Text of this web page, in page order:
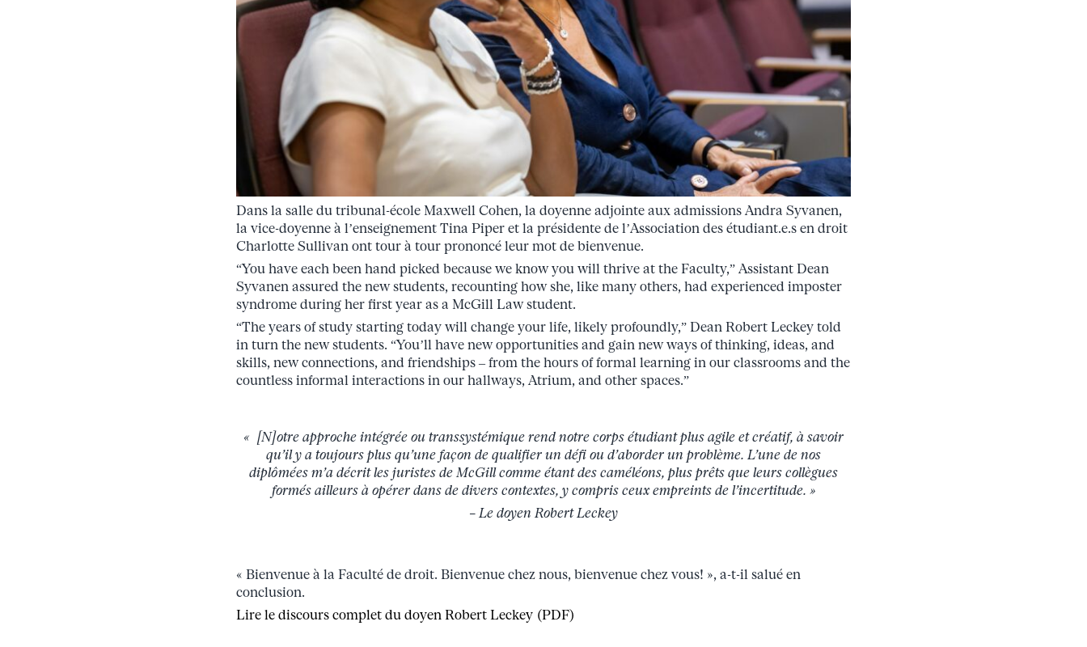
Dans la salle du tribunal-école Maxwell Cohen, la doyenne adjointe aux admissions Andra Syvanen,
la vice-doyenne à l’enseignement Tina Piper et la présidente de l’Association des étudiant.e.s en droit
Charlotte Sullivan ont tour à tour prononcé leur mot de bienvenue.
“You have each been hand picked because we know you will thrive at the Faculty,” Assistant Dean
Syvanen assured the new students, recounting how she, like many others, had experienced imposter
syndrome during her first year as a McGill Law student.
“The years of study starting today will change your life, likely profoundly,” Dean Robert Leckey told
in turn the new students. “You’ll have new opportunities and gain new ways of thinking, ideas, and
skills, new connections, and friendships – from the hours of formal learning in our classrooms and the
countless informal interactions in our hallways, Atrium, and other spaces.”
« [N]otre approche intégrée ou transsystémique rend notre corps étudiant plus agile et créatif, à savoir
qu’il y a toujours plus qu’une façon de qualifier un défi ou d’aborder un problème. L’une de nos
diplômées m’a décrit les juristes de McGill comme étant des caméléons, plus prêts que leurs collègues
formés ailleurs à opérer dans de divers contextes, y compris ceux empreints de l’incertitude. »
– Le doyen Robert Leckey
« Bienvenue à la Faculté de droit. Bienvenue chez nous, bienvenue chez vous! », a-t-il salué en
conclusion.
Lire le discours complet du doyen Robert Leckey (PDF)